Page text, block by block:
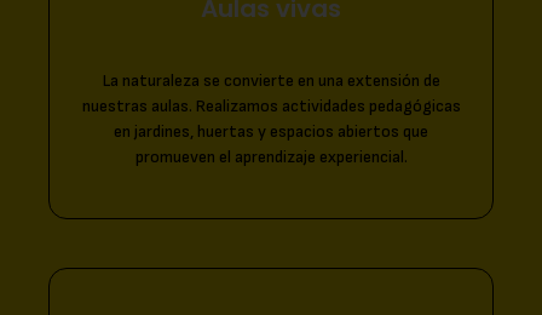
Aulas vivas
La naturaleza se convierte en una extensión de
nuestras aulas. Realizamos actividades pedagógicas
en jardines, huertas y espacios abiertos que
promueven el aprendizaje experiencial.